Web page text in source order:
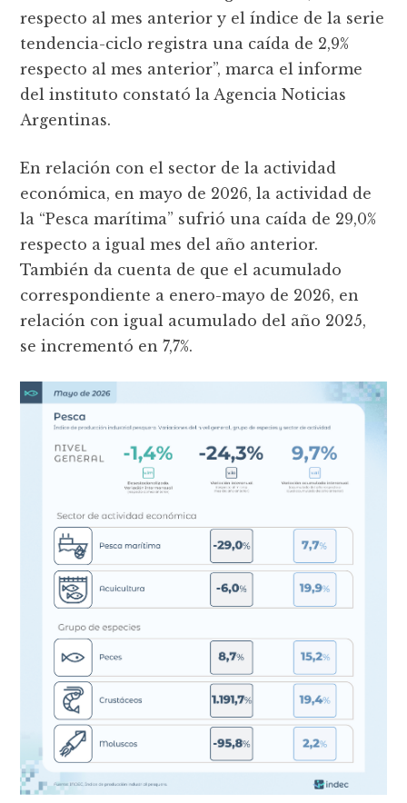
respecto al mes anterior y el índice de la serie
tendencia-ciclo registra una caída de 2,9%
respecto al mes anterior”, marca el informe
del instituto constató la Agencia Noticias
Argentinas.
En relación con el sector de la actividad
económica, en mayo de 2026, la actividad de
la “Pesca marítima” sufrió una caída de 29,0%
respecto a igual mes del año anterior.
También da cuenta de que el acumulado
correspondiente a enero-mayo de 2026, en
relación con igual acumulado del año 2025,
se incrementó en 7,7%.